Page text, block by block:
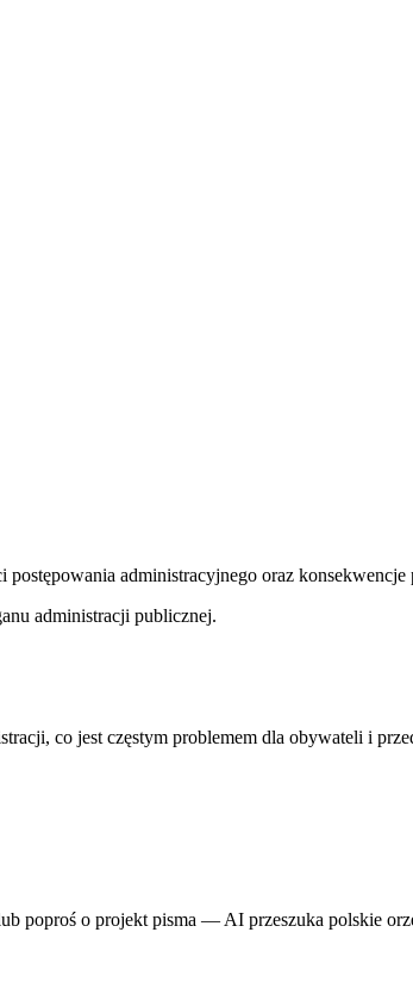
postępowania administracyjnego oraz konsekwencje
administracji publicznej.
co jest częstym problemem dla obywateli i
poproś o projekt pisma — AI przeszuka polskie